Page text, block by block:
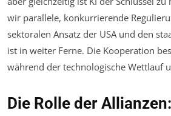
wir parallele, konkurrierende
sektoralen Ansatz der USA und den
ist in weiter Ferne. Die Kooperation
während der technologische Wettlauf
Die Rolle der